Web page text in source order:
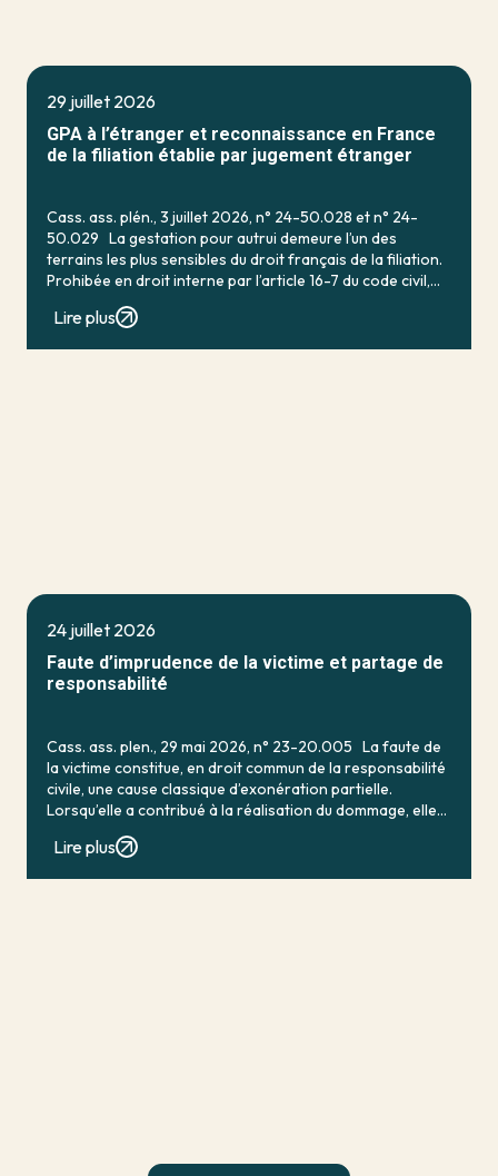
29 juillet 2026
GPA à l’étranger et reconnaissance en France
de la filiation établie par jugement étranger
Cass. ass. plén., 3 juillet 2026, n° 24-50.028 et n° 24-
50.029 La gestation pour autrui demeure l’un des
terrains les plus sensibles du droit français de la filiation.
Prohibée en droit interne par l’article 16-7 du code civil,
Lire plus
24 juillet 2026
Faute d’imprudence de la victime et partage de
responsabilité
Cass. ass. plen., 29 mai 2026, n° 23-20.005 La faute de
la victime constitue, en droit commun de la responsabilité
civile, une cause classique d’exonération partielle.
Lorsqu’elle a contribué à la réalisation du dommage, elle
conduit en principe à […]
Lire plus